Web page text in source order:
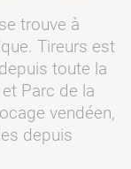
trouve à
Tireurs est
toute la
Parc de la
vendéen,
depuis